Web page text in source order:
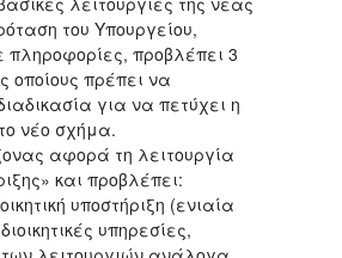
του Υπουργείου,
προβλέπει 3
οποίους πρέπει να
για να πετύχει η
νέο σχήμα.
αφορά τη λειτουργία
και προβλέπει:
υποστήριξη (ενιαία
υπηρεσίες,